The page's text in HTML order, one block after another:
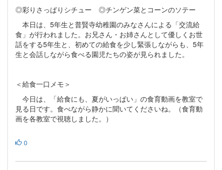
◎彩りさっぱりシチュー ◎チンゲン菜とコーンのソテー
本日は、5年生と普賢寺幼稚園のみなさんによる「交流給
食」が行われました。お兄さん・お姉さんとして優しくお世
話をする5年生と、初めての給食を少し緊張しながらも、5年
生と会話しながら食べる園児たちの姿が見られました。
＜給食一口メモ＞
今日は、「給食にも、夏がいっぱい」の食育動画を教室で
見る日です。食べながら静かに聞いてくださいね。（食育動
画を各教室で視聴しました。）
0